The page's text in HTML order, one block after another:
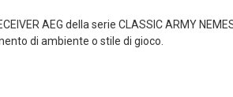
AEG della serie CLASSIC ARMY
di ambiente o stile di gioco.